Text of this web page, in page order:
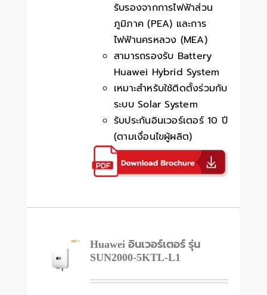
รับรองจากการไฟฟ้าส่วน
ภูมิภาค (PEA) และการ
ไฟฟ้านครหลวง (MEA)
สามารถรองรับ Battery
Huawei Hybrid System
เหมาะสำหรับใช้ติดตั้งร่วมกับ
ระบบ Solar System
รับประกันอินเวอร์เตอร์ 10 ปี
(ตามเงื่อนไขผู้ผลิต)
Huawei อินเวอร์เตอร์ รุ่น
SUN2000-5KTL-L1